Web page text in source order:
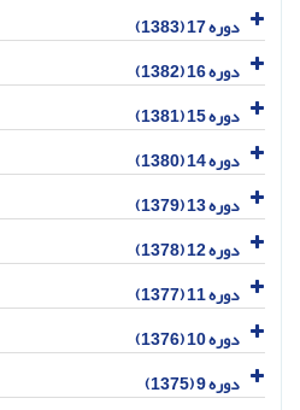
دوره 17 (1383)
دوره 16 (1382)
دوره 15 (1381)
دوره 14 (1380)
دوره 13 (1379)
دوره 12 (1378)
دوره 11 (1377)
دوره 10 (1376)
دوره 9 (1375)